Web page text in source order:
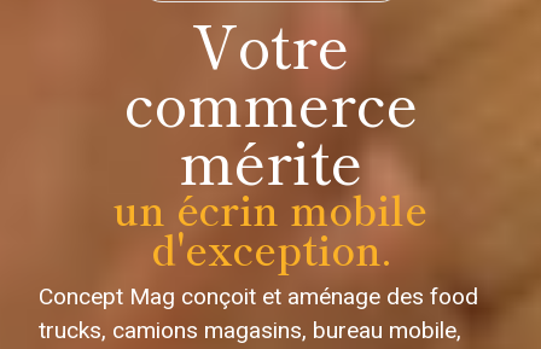
Votre
commerce
mérite
un écrin mobile
d'exception.
Concept Mag conçoit et aménage des food
trucks, camions magasins, bureau mobile,